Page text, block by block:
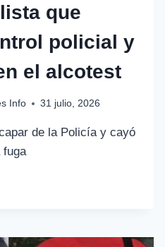
que
policial y
el alcotest
Info 31 julio, 2026
de la Policía y cayó
fuga